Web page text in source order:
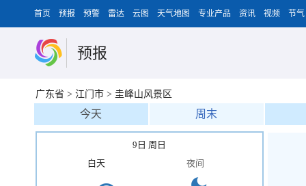
首页 预报 预警 雷达 云图 天气地图 专业产品 资讯 视频 节气
预报
广东省 > 江门市 > 圭峰山风景区
今天 周末
9日 周日
白天
夜间